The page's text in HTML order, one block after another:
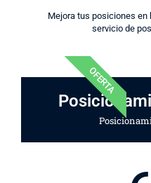
Mejora tus posiciones
servicio de
OFERTA